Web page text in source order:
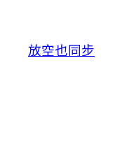
放空也同步